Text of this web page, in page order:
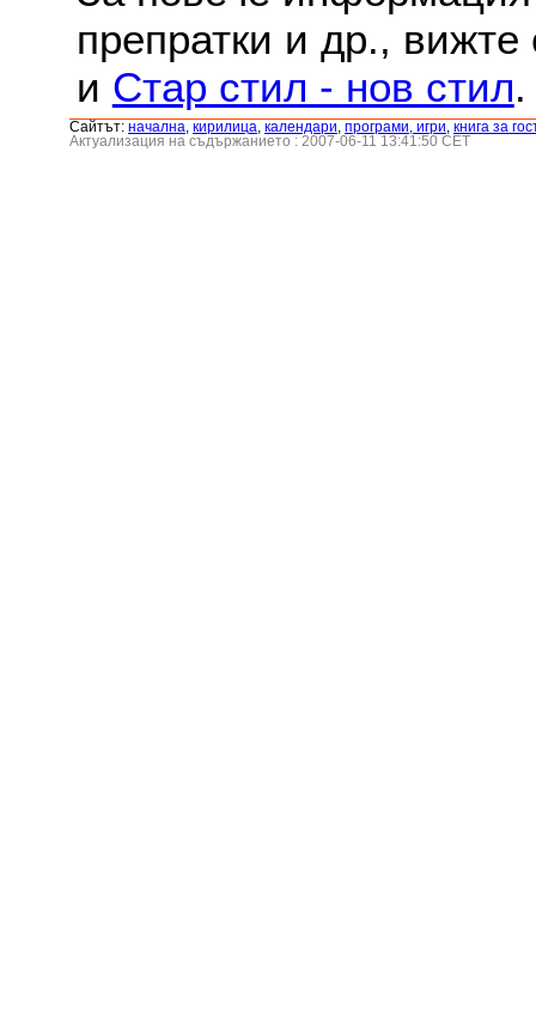
препратки и др.,
и Стар стил - нов стил.
Сайтът: началнa кирилица календари програми, игри книга за
Актуализация на съдържанието : 2007-06-11 13:41:50 CET